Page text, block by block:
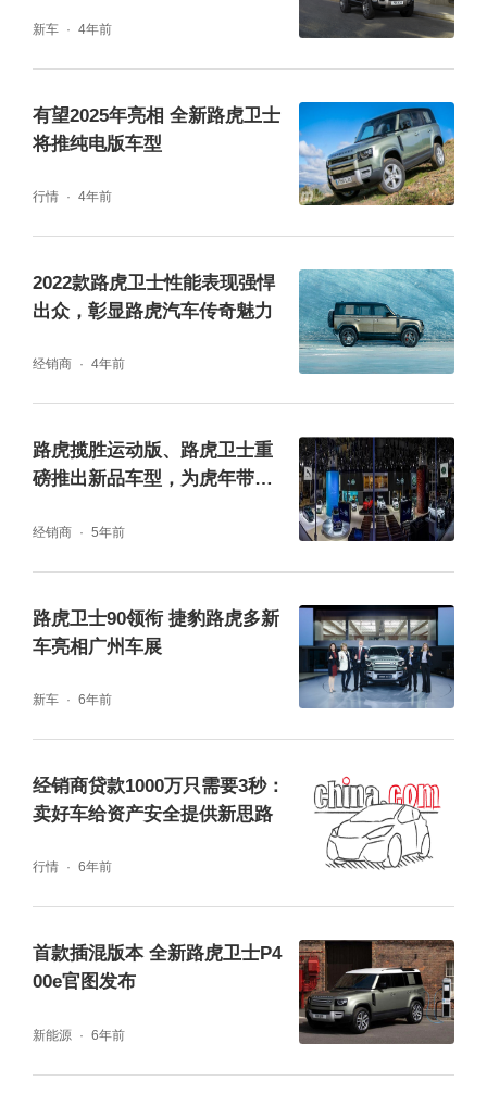
新款发现在保证车身越野通过性的同时，在视
觉效果上也更动感，比如新款前后保险杠，看
的车漆、黑色轮毂、双色真皮座椅、撞色座椅
缝线等。新款发现有12种车漆颜色可选，其中
金属漆。
新车 4年前
有望2025年亮相 全新路虎卫士
将推纯电版车型
行情 4年前
2022款路虎卫士性能表现强悍
出众，彰显路虎汽车传奇魅力
经销商 4年前
路虎揽胜运动版、路虎卫士重
磅推出新品车型，为虎年带来
经销商 5年前
路虎卫士90领衔 捷豹路虎多新
车亮相广州车展
新车 6年前
经销商贷款1000万只需要3秒：
卖好车给资产安全提供新思路
行情 6年前
首款插混版本 全新路虎卫士P4
00e官图发布
新能源 6年前